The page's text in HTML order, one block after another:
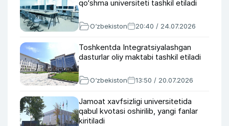
qo‘shma universiteti tashkil etiladi
O‘zbekiston 20:40 / 24.07.2026
Toshkentda Integratsiyalashgan
dasturlar oliy maktabi tashkil etiladi
O‘zbekiston 13:50 / 20.07.2026
Jamoat xavfsizligi universitetida
qabul kvotasi oshirilib, yangi fanlar
kiritiladi